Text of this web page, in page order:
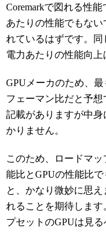
Coremarkで図れる性
あたりの性能でもな
れているはずです。
電力あたりの性能向上
GPUメーカのため、
フェーマン比だと予
記載がありますが中
かりません。
このため、ロードマ
能比とGPUの性能比
と、かなり微妙に思
れることを期待します
プセットのGPUは見